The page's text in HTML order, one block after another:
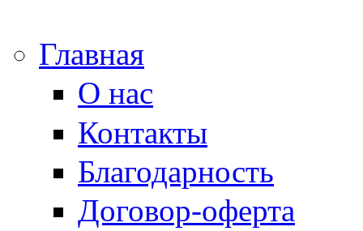
Главная
О нас
Контакты
Благодарность
Договор-оферта